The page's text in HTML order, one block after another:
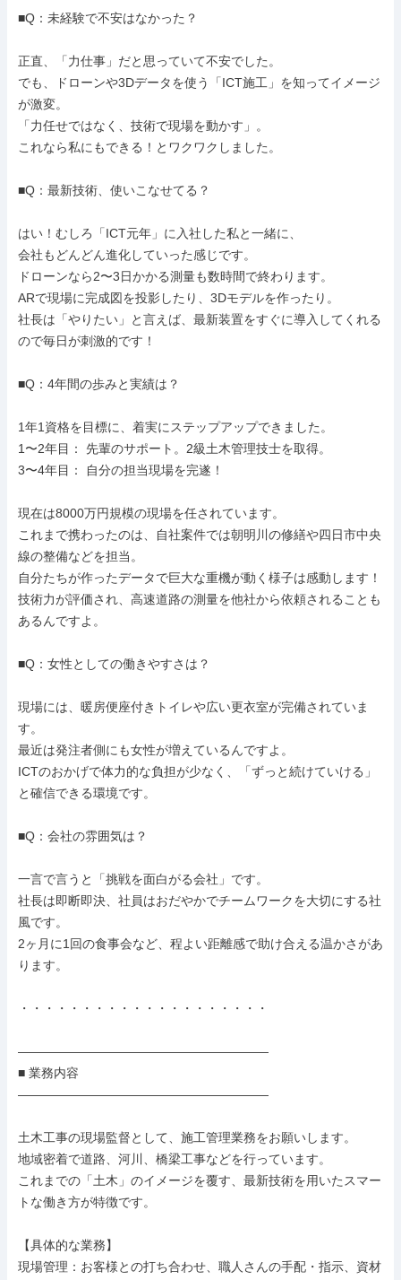
■Q：未経験で不安はなかった？
正直、「力仕事」だと思っていて不安でした。
でも、ドローンや3Dデータを使う「ICT施工」を知ってイメージ
が激変。
「力任せではなく、技術で現場を動かす」。
これなら私にもできる！とワクワクしました。
■Q：最新技術、使いこなせてる？
はい！むしろ「ICT元年」に入社した私と一緒に、
会社もどんどん進化していった感じです。
ドローンなら2〜3日かかる測量も数時間で終わります。
ARで現場に完成図を投影したり、3Dモデルを作ったり。
社長は「やりたい」と言えば、最新装置をすぐに導入してくれる
ので毎日が刺激的です！
■Q：4年間の歩みと実績は？
1年1資格を目標に、着実にステップアップできました。
1〜2年目： 先輩のサポート。2級土木管理技士を取得。
3〜4年目： 自分の担当現場を完遂！
現在は8000万円規模の現場を任されています。
これまで携わったのは、自社案件では朝明川の修繕や四日市中央
線の整備などを担当。
自分たちが作ったデータで巨大な重機が動く様子は感動します！
技術力が評価され、高速道路の測量を他社から依頼されることも
あるんですよ。
■Q：女性としての働きやすさは？
現場には、暖房便座付きトイレや広い更衣室が完備されていま
す。
最近は発注者側にも女性が増えているんですよ。
ICTのおかげで体力的な負担が少なく、「ずっと続けていける」
と確信できる環境です。
■Q：会社の雰囲気は？
一言で言うと「挑戦を面白がる会社」です。
社長は即断即決、社員はおだやかでチームワークを大切にする社
風です。
2ヶ月に1回の食事会など、程よい距離感で助け合える温かさがあ
ります。
・・・・・・・・・・・・・・・・・・・・
――――――――――――――――――――
■ 業務内容
――――――――――――――――――――
土木工事の現場監督として、施工管理業務をお願いします。
地域密着で道路、河川、橋梁工事などを行っています。
これまでの「土木」のイメージを覆す、最新技術を用いたスマー
トな働き方が特徴です。
【具体的な業務】
現場管理：お客様との打ち合わせ、職人さんの手配・指示、資材